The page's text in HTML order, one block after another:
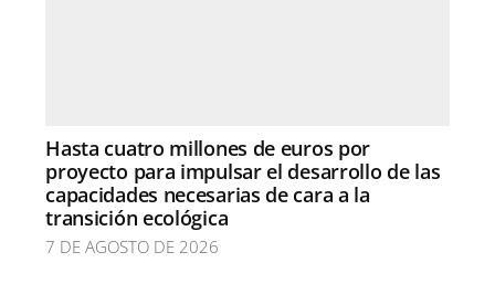
Hasta cuatro millones de euros por
proyecto para impulsar el desarrollo de las
capacidades necesarias de cara a la
transición ecológica
7 DE AGOSTO DE 2026